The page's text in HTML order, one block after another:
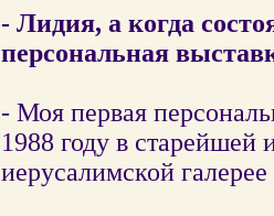
- Лидия, а когда
персональная
- Моя первая
1988 году в
иерусалимской